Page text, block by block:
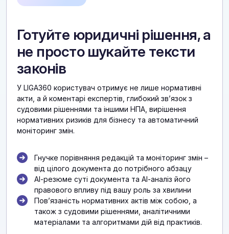
Готуйте юридичні рішення, а
не просто шукайте тексти
законів
У LIGA360 користувач отримує не лише нормативні
акти, а й коментарі експертів, глибокий звʼязок з
судовими рішеннями та іншими НПА, вирішення
нормативних ризиків для бізнесу та автоматичний
моніторинг змін.
Гнучке порівняння редакцій та моніторинг змін –
від цілого документа до потрібного абзацу
АІ-резюме суті документа та АІ-аналіз його
правового впливу під вашу роль за хвилини
Повʼязаність нормативних актів між собою, а
також з судовими рішеннями, аналітичними
матеріалами та алгоритмами дій від практиків.